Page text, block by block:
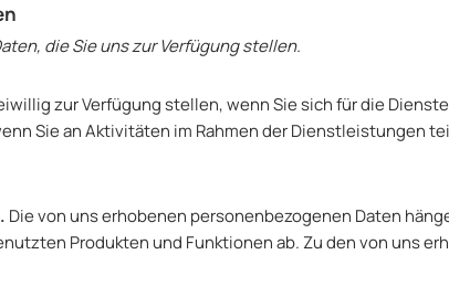
die Sie uns zur Verfügung stellen.
zur Verfügung stellen, wenn Sie sich für die
Sie an Aktivitäten im Rahmen der Dienstleistungen
Die von uns erhobenen personenbezogenen Daten
Produkten und Funktionen ab. Zu den von uns